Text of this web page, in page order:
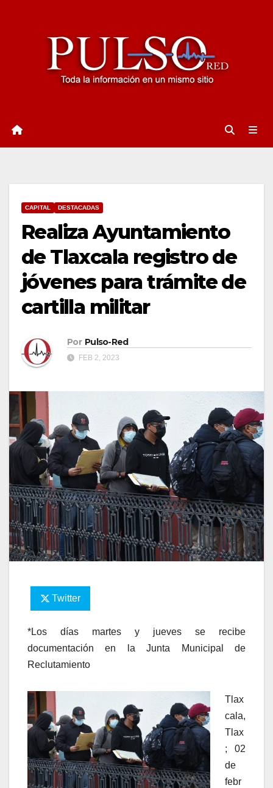
CAPITAL DESTACADAS
Realiza Ayuntamiento
de Tlaxcala registro de
jóvenes para trámite de
cartilla militar
Por Pulso-Red
FEB 2, 2023
Twitter
*Los días martes y jueves se recibe
documentación en la Junta Municipal de
Reclutamiento
Tlax
cala,
Tlax
; 02
de
febr